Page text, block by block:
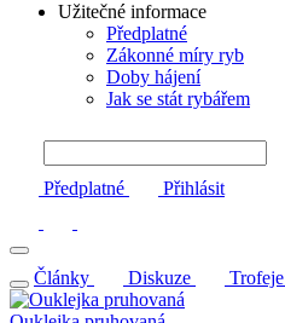
Užitečné informace
Předplatné
Zákonné míry ryb
Doby hájení
Jak se stát rybářem
Předplatné Přihlásit
Články Diskuze Trofeje